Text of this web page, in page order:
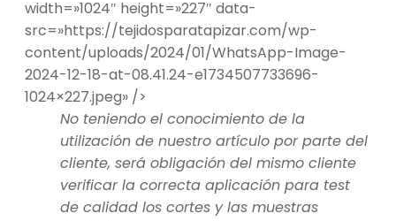
width=»1024″ height=»227″ data-
src=»https://tejidosparatapizar.com/wp-
content/uploads/2024/01/WhatsApp-Image-
2024-12-18-at-08.41.24-e1734507733696-
1024×227.jpeg» />
No teniendo el conocimiento de la
utilización de nuestro artículo por parte del
cliente, será obligación del mismo cliente
verificar la correcta aplicación para test
de calidad los cortes y las muestras